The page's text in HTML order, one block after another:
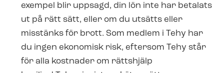
exempel blir uppsagd, din lön inte har betalats
ut på rätt sätt, eller om du utsätts eller
misstänks för brott. Som medlem i Tehy har
du ingen ekonomisk risk, eftersom Tehy står
för alla kostnader om rättshjälp